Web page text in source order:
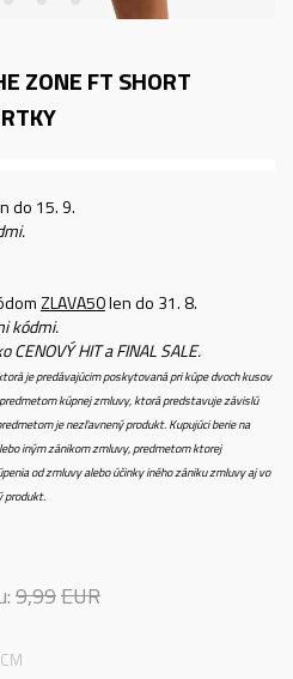
ZONE FT SHORT
do 15. 9.
ZLAVA50len do 31. 8.
kódmi.
HIT a FINAL SALE.
je predávajúcim poskytovaná pri kúpe dvoch kusov
kúpnej zmluvy, ktorá predstavuje závislú
je nezľavnený produkt. Kupujúci berie na
iným zánikom zmluvy, predmetom ktorej
od zmluvy alebo účinky iného zániku zmluvy aj vo
produkt.
9,99EUR